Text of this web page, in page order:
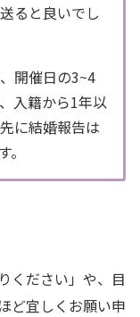
ると良いでし
開催日の3~4
入籍から1年以
に結婚報告は
ください」や、目
ど宜しくお願い申